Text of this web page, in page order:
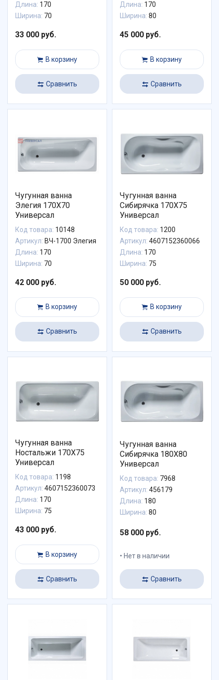
Длина: 170
Ширина: 70
33 000 руб.
В корзину
Сравнить
Длина: 170
Ширина: 80
45 000 руб.
В корзину
Сравнить
Чугунная ванна
Элегия 170X70
Универсал
Код товара: 10148
Артикул: ВЧ-1700 Элегия
Длина: 170
Ширина: 70
42 000 руб.
В корзину
Сравнить
Чугунная ванна
Сибирячка 170X75
Универсал
Код товара: 1200
Артикул: 4607152360066
Длина: 170
Ширина: 75
50 000 руб.
В корзину
Сравнить
Чугунная ванна
Ностальжи 170X75
Универсал
Код товара: 1198
Артикул: 4607152360073
Длина: 170
Ширина: 75
43 000 руб.
В корзину
Сравнить
Чугунная ванна
Сибирячка 180X80
Универсал
Код товара: 7968
Артикул: 456179
Длина: 180
Ширина: 80
58 000 руб.
Нет в наличии
Сравнить